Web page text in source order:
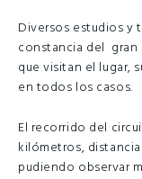
Diversos estudios y
constancia del gran
que visitan el lugar,
en todos los casos.
El recorrido del
kilómetros,
pudiendo observar